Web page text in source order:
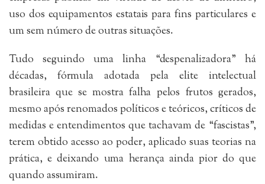
uso dos equipamentos estatais para fins particulares e
um sem número de outras situações.
Tudo seguindo uma linha “despenalizadora” há
décadas, fórmula adotada pela elite intelectual
brasileira que se mostra falha pelos frutos gerados,
mesmo após renomados políticos e teóricos, críticos de
medidas e entendimentos que tachavam de “fascistas”,
terem obtido acesso ao poder, aplicado suas teorias na
prática, e deixando uma herança ainda pior do que
quando assumiram.